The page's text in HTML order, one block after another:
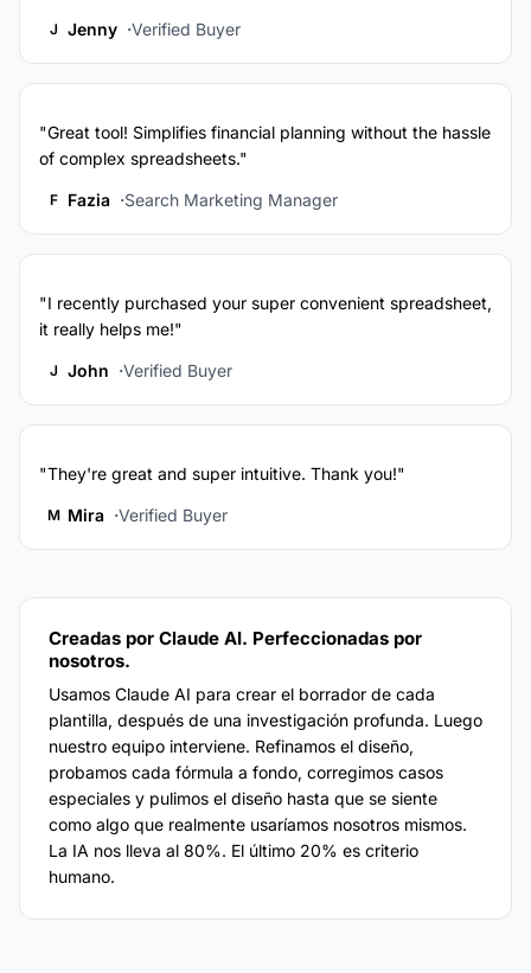
J Jenny Verified Buyer
"Great tool! Simplifies financial planning without the hassle
of complex spreadsheets."
F Fazia Search Marketing Manager
"I recently purchased your super convenient spreadsheet,
it really helps me!"
J John Verified Buyer
"They're great and super intuitive. Thank you!"
M Mira Verified Buyer
Creadas por Claude AI. Perfeccionadas por
nosotros.
Usamos Claude AI para crear el borrador de cada
plantilla, después de una investigación profunda. Luego
nuestro equipo interviene. Refinamos el diseño,
probamos cada fórmula a fondo, corregimos casos
especiales y pulimos el diseño hasta que se siente
como algo que realmente usaríamos nosotros mismos.
La IA nos lleva al 80%. El último 20% es criterio
humano.